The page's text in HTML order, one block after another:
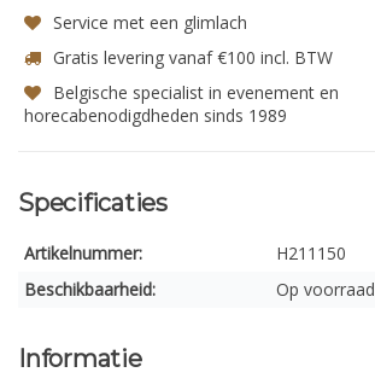
Service met een glimlach
Gratis levering vanaf €100 incl. BTW
Belgische specialist in evenement en
horecabenodigdheden sinds 1989
Specificaties
Artikelnummer:
H211150
Beschikbaarheid:
Op voorraad
Informatie